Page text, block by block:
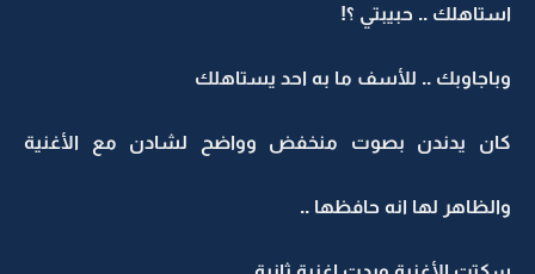
استاهلك .. حبيبتي ؟!
وباجاوبك .. للأسف ما به احد يستاهلك
كان يدندن بصوت منخفض وواضح لشادن مع الأغنية
والظاهر لها انه حافظها ..